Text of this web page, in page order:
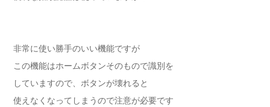
非常に使い勝手のいい機能ですが
この機能はホームボタンそのもので識別を
していますので、ボタンが壊れると
使えなくなってしまうので注意が必要です